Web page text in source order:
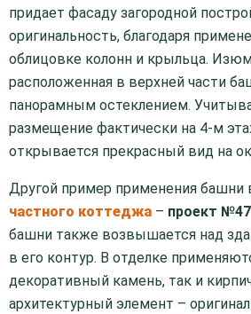
придает фасаду загородной
оригинальность, благодаря
облицовке колонн и крыльца.
расположенная в верхней части
панорамным остеклением.
размещение фактически на 4-м
открывается прекрасный вид на
Другой пример применения башни
частного коттеджа – проект
башни также возвышается над
в его контур. В отделке
декоративный камень, так и
архитектурный элемент –